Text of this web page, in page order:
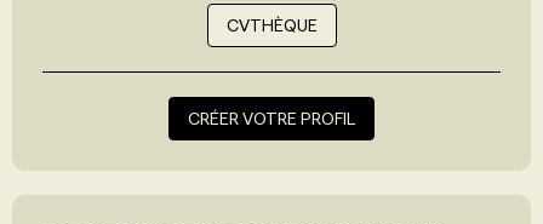
CVTHÈQUE
CRÉER VOTRE PROFIL